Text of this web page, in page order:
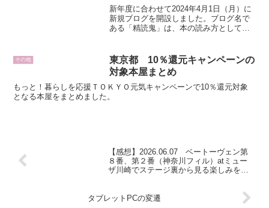
新年度に合わせて2024年4月1日（月）に
新規ブログを開設しました。ブログ名で
ある「精読鬼」は、本の読み方として多
味で「鬼」という言葉から取りました。
その他
東京都 10％還元キャンペーンの
対象本屋まとめ
もっと！暮らしを応援ＴＯＫＹＯ元気キャンペーンで10％還元対象
となる本屋をまとめました。
【感想】2026.06.07 ベートーヴェン第
８番、第２番（神奈川フィル）atミュー
ザ川崎でステージ裏から見る楽しみを知
タブレットPCの変遷